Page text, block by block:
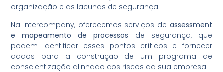
organização e as lacunas de segurança.
Na Intercompany, oferecemos serviços de assessment
e mapeamento de processos de segurança, que
podem identificar esses pontos críticos e fornecer
dados para a construção de um programa de
conscientização alinhado aos riscos da sua empresa.